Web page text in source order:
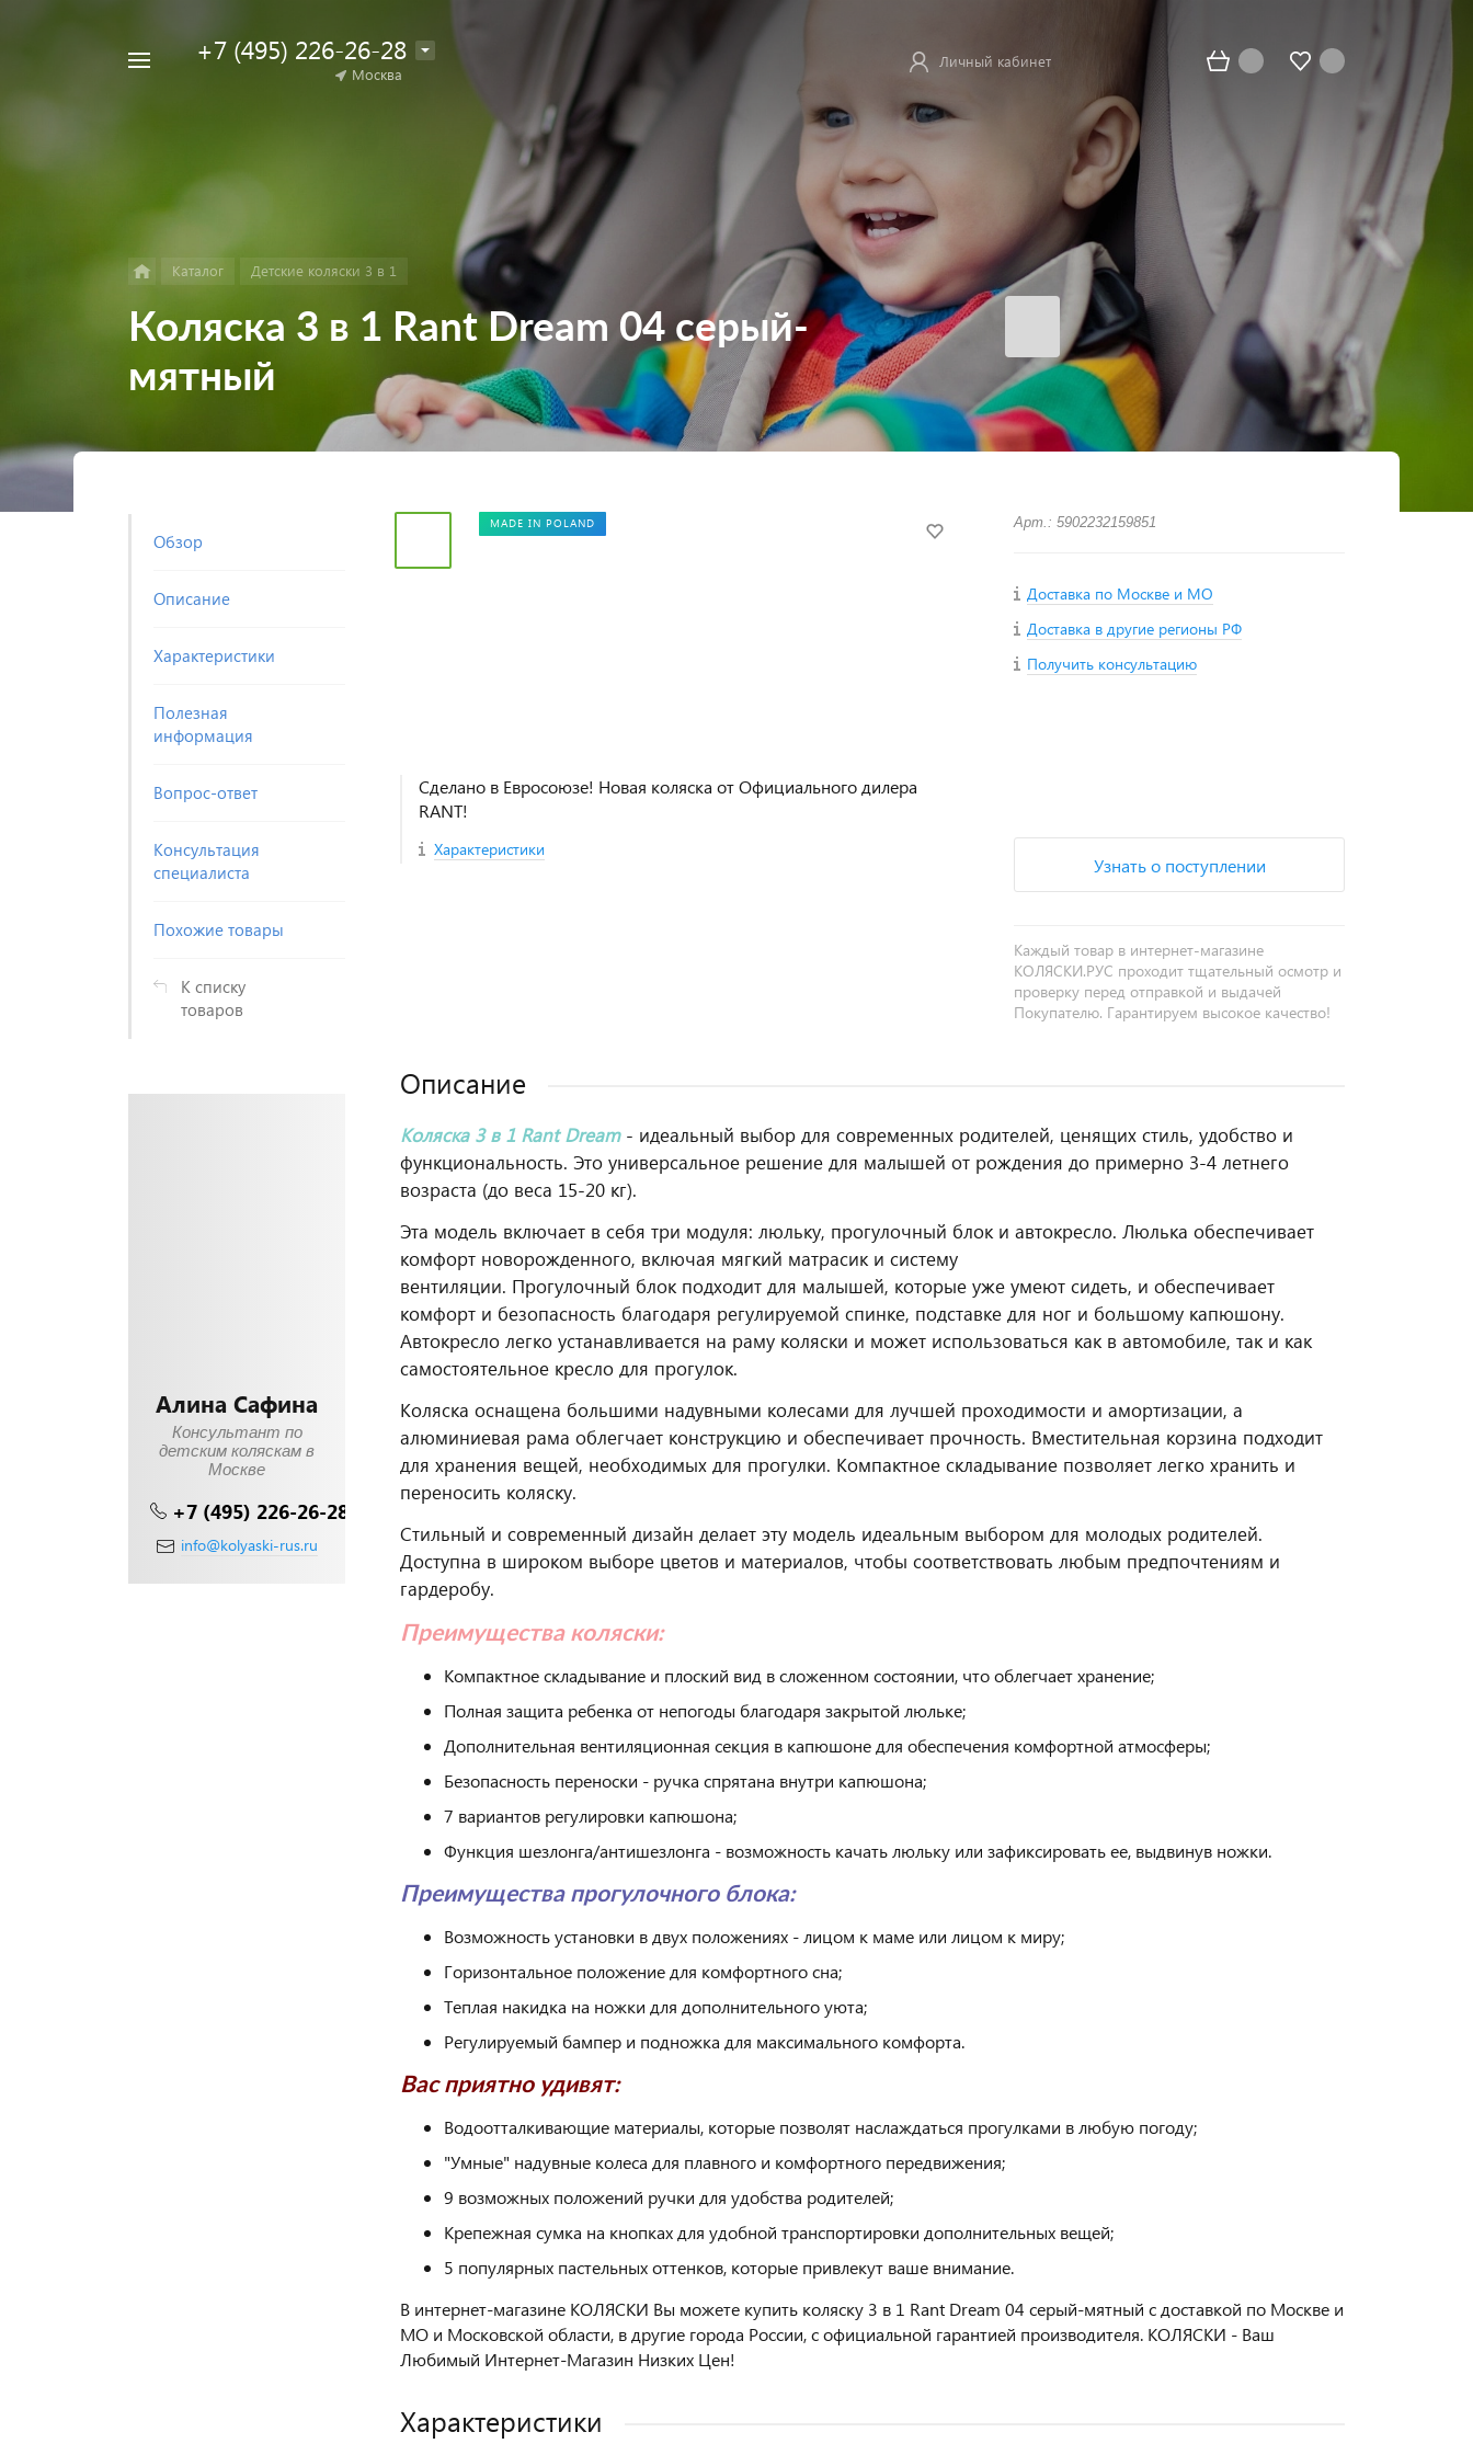
+7 (495) 226-26-28
Москва
Личный кабинет
Каталог Детские коляски 3 в 1
Коляска 3 в 1 Rant Dream 04 серый-
мятный
Обзор
Описание
Характеристики
Полезная
информация
Вопрос-ответ
Консультация
специалиста
Похожие товары
К списку
товаров
Алина Сафина
Консультант по
детским коляскам в
Москве
+7 (495) 226-26-28
info@kolyaski-rus.ru
MADE IN POLAND
Сделано в Евросоюзе! Новая коляска от Официального дилера
RANT!
Характеристики
Арт.: 5902232159851
Доставка по Москве и МО
Доставка в другие регионы РФ
Получить консультацию
Узнать о поступлении
Каждый товар в интернет-магазине
КОЛЯСКИ.РУС проходит тщательный осмотр и
проверку перед отправкой и выдачей
Покупателю. Гарантируем высокое качество!
Описание
Коляска 3 в 1 Rant Dream- идеальный выбор для современных родителей, ценящих стиль, удобство и
функциональность. Это универсальное решение для малышей от рождения до примерно 3-4 летнего
возраста (до веса 15-20 кг).
Эта модель включает в себя три модуля: люльку, прогулочный блок и автокресло. Люлька обеспечивает
комфорт новорожденного, включая мягкий матрасик и систему
вентиляции. Прогулочный блок подходит для малышей, которые уже умеют сидеть, и обеспечивает
комфорт и безопасность благодаря регулируемой спинке, подставке для ног и большому капюшону.
Автокресло легко устанавливается на раму коляски и может использоваться как в автомобиле, так и как
самостоятельное кресло для прогулок.
Коляска оснащена большими надувными колесами для лучшей проходимости и амортизации, а
алюминиевая рама облегчает конструкцию и обеспечивает прочность. Вместительная корзина подходит
для хранения вещей, необходимых для прогулки. Компактное складывание позволяет легко хранить и
переносить коляску.
Стильный и современный дизайн делает эту модель идеальным выбором для молодых родителей.
Доступна в широком выборе цветов и материалов, чтобы соответствовать любым предпочтениям и
гардеробу.
Преимущества коляски:
Компактное складывание и плоский вид в сложенном состоянии, что облегчает хранение;
Полная защита ребенка от непогоды благодаря закрытой люльке;
Дополнительная вентиляционная секция в капюшоне для обеспечения комфортной атмосферы;
Безопасность переноски - ручка спрятана внутри капюшона;
7 вариантов регулировки капюшона;
Функция шезлонга/антишезлонга - возможность качать люльку или зафиксировать ее, выдвинув ножки.
Преимущества прогулочного блока:
Возможность установки в двух положениях - лицом к маме или лицом к миру;
Горизонтальное положение для комфортного сна;
Теплая накидка на ножки для дополнительного уюта;
Регулируемый бампер и подножка для максимального комфорта.
Вас приятно удивят:
Водоотталкивающие материалы, которые позволят наслаждаться прогулками в любую погоду;
"Умные" надувные колеса для плавного и комфортного передвижения;
9 возможных положений ручки для удобства родителей;
Крепежная сумка на кнопках для удобной транспортировки дополнительных вещей;
5 популярных пастельных оттенков, которые привлекут ваше внимание.
В интернет-магазине КОЛЯСКИ Вы можете купить коляску 3 в 1 Rant Dream 04 серый-мятный с доставкой по Москве и
МО и Московской области, в другие города России, с официальной гарантией производителя. КОЛЯСКИ - Ваш
Любимый Интернет-Магазин Низких Цен!
Характеристики